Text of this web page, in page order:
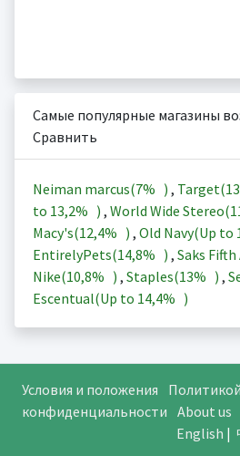
Самые популярные магазины
Сравнить
Neiman marcus(7% ) , Target(
to 13,2% ) , World Wide Stereo(
Macy's(12,4% ) , Old Navy(Up to
EntirelyPets(14,8% ) , Saks Fifth
Nike(10,8% ) , Staples(13% ) ,
Escentual(Up to 14,4% )
Условия и положения
Политикой
конфиденциальности About us
English |